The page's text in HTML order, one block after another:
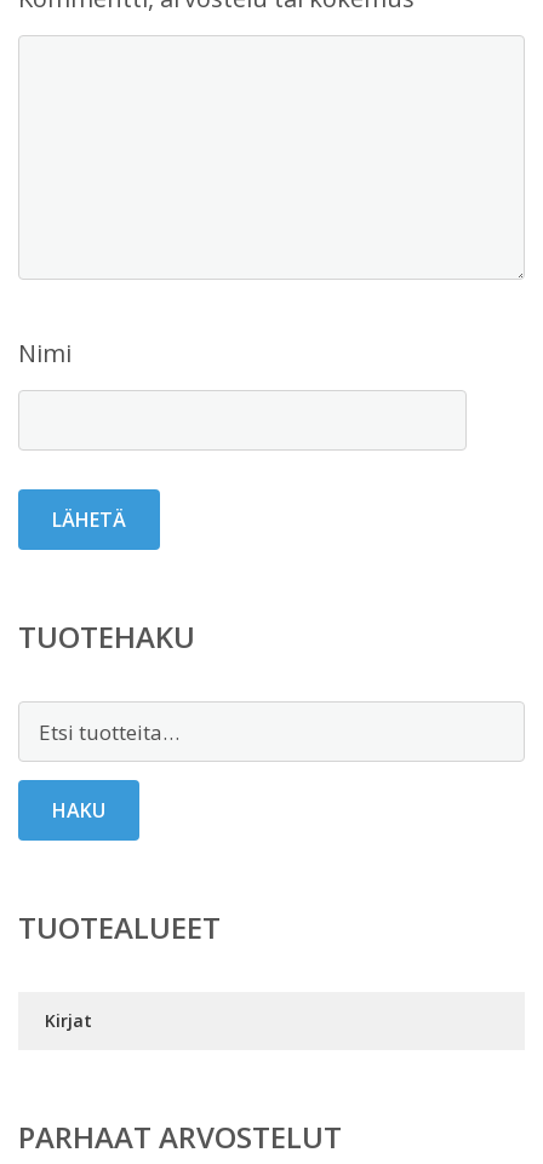
Nimi
TUOTEHAKU
HAKU
TUOTEALUEET
Kirjat
PARHAAT ARVOSTELUT